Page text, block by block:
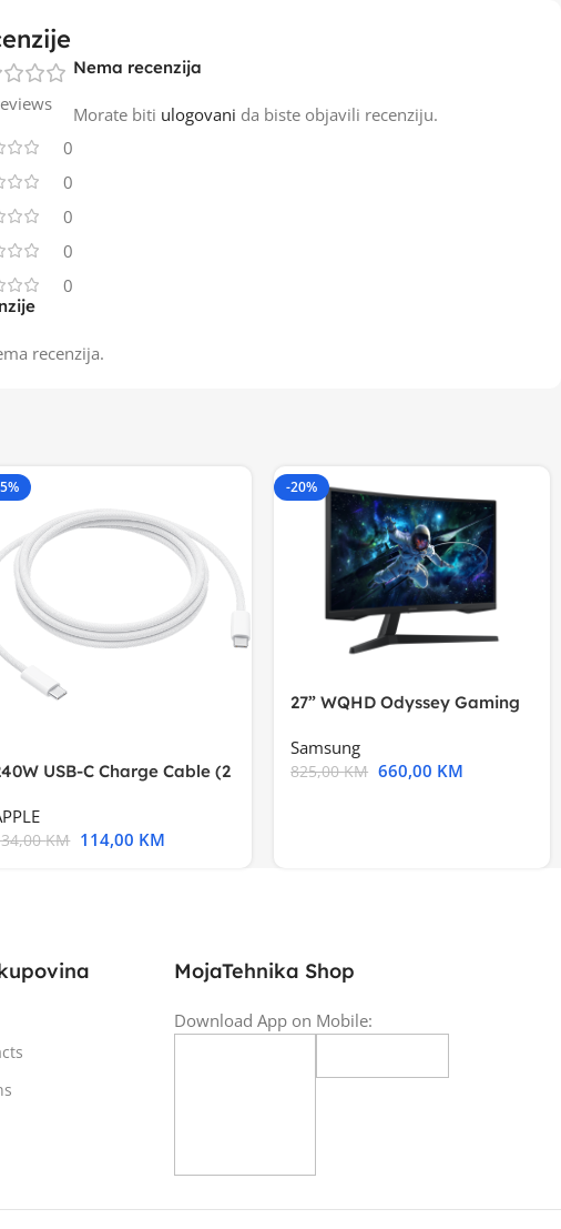
0
0
0
0
0
recenzija.
Nema recenzija
Morate biti ulogovani da biste objavili recenziju.
USB-C Charge Cable (2
KM 114,00 KM
-20%
27” WQHD Odyssey Gaming
Samsung
825,00KM 660,00 KM
MojaTehnika Shop
Download App on Mobile: